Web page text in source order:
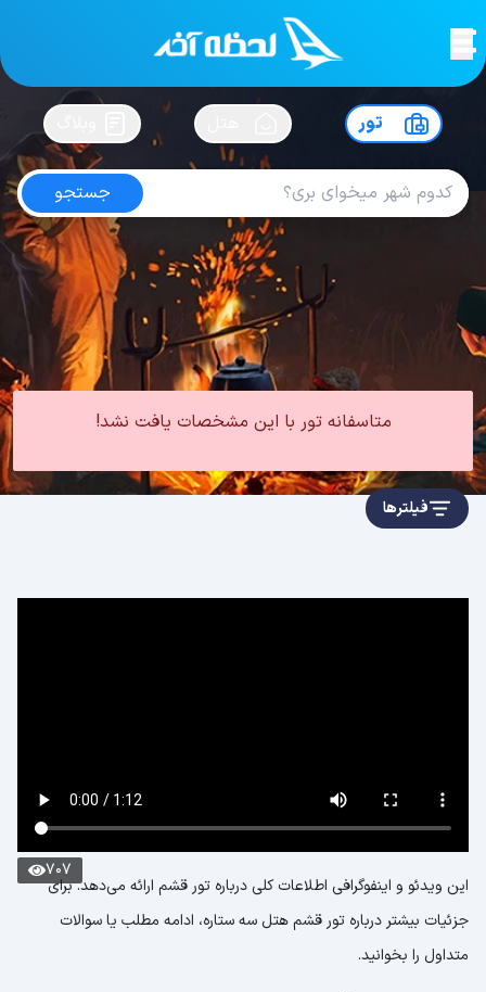
لحظه آخرسفرت رو بساز !
تور
جستجو
تور قشم هتل سه ستاره
4.7 از5| از102 کاربر
تور داخلی
تور قشم
متاسفانه تور با این مشخصات یافت نشد!
فیلترها
707
این ویدئو و اینفوگرافی اطلاعات کلی درباره تور قشم ارائه می‌دهد. برای
جزئیات بیشتر درباره تور قشم هتل سه ستاره، ادامه مطلب یا سوالات
متداول را بخوانید.